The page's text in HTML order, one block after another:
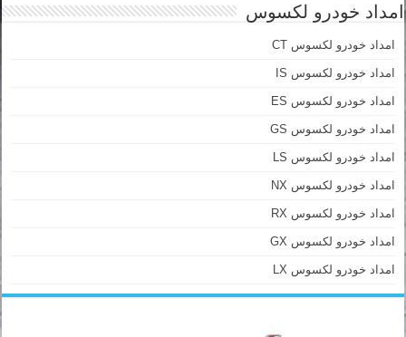
امداد خودرو لکسوس
امداد خودرو لکسوس CT
امداد خودرو لکسوس IS
امداد خودرو لکسوس ES
امداد خودرو لکسوس GS
امداد خودرو لکسوس LS
امداد خودرو لکسوس NX
امداد خودرو لکسوس RX
امداد خودرو لکسوس GX
امداد خودرو لکسوس LX